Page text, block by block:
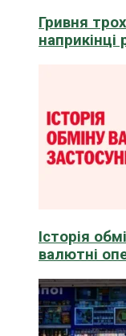
Гривня
Історія
валютні